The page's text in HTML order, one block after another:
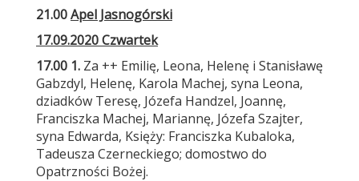
21.00Apel Jasnogórski
17.09.2020 Czwartek
17.00 1. Za ++ Emilię, Leona, Helenę i Stanisławę
Gabzdyl, Helenę, Karola Machej, syna Leona,
dziadków Teresę, Józefa Handzel, Joannę,
Franciszka Machej, Mariannę, Józefa Szajter,
syna Edwarda, Księży: Franciszka Kubaloka,
Tadeusza Czerneckiego; domostwo do
Opatrzności Bożej.